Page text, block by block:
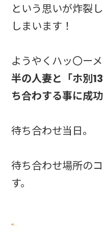
という思いが炸裂
しまいます！
ようやくハッ〇ー
半の人妻と「ホ別
ち合わする事に成功
待ち合わせ当日。
待ち合わせ場所の
す。